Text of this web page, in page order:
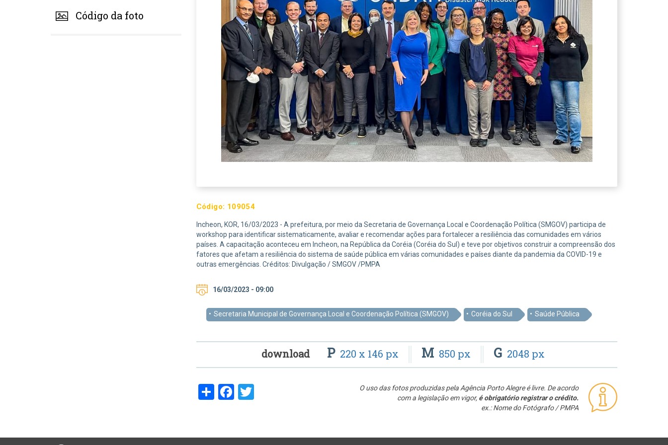
Código da foto
Código: 109054
Incheon, KOR, 16/03/2023 - A prefeitura, por meio da Secretaria de Governança Local e Coordenação Política (SMGOV) participa de
workshop para identificar sistematicamente, avaliar e recomendar ações para fortalecer a resiliência das comunidades em vários
países. A capacitação aconteceu em Incheon, na República da Coréia (Coréia do Sul) e teve por objetivos construir a compreensão dos
fatores que afetam a resiliência do sistema de saúde pública em várias comunidades e países diante da pandemia da COVID-19 e
outras emergências. Créditos: Divulgação / SMGOV /PMPA
16/03/2023 - 09:00
Secretaria Municipal de Governança Local e Coordenação Política (SMGOV) Coréia do Sul Saúde Pública
download P 220 x 146 px M 850 px G 2048 px
O uso das fotos produzidas pela Agência Porto Alegre é livre. De acordo
com a legislação em vigor, é obrigatório registrar o crédito.
ex.: Nome do Fotógrafo / PMPA
ShareFacebook
Twitter